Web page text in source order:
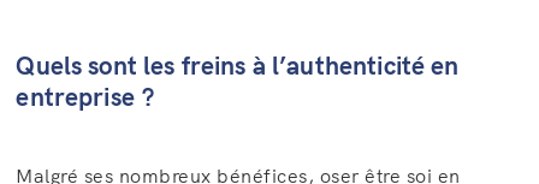
Quels sont les freins à l’authenticité en
entreprise ?
Malgré ses nombreux bénéfices, oser être soi en